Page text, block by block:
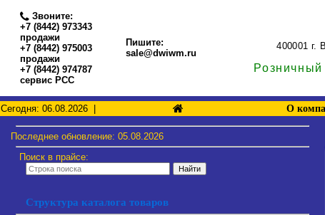
Звоните:
+7 (8442) 973343
продажи
+7 (8442) 975003
продажи
+7 (8442) 974787
сервис РСС
Пишите:
sale@dwiwm.ru
400001 г.
Сегодня: 06.08.2026 | О
Последнее обновление: 05.08.2026
Поиск в прайсе:
Структура каталога товаров